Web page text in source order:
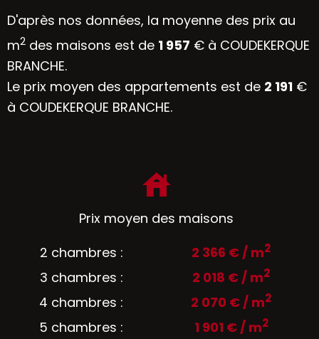
D'après nos données, la moyenne des prix au
m2 des maisons est de 1 957 € à COUDEKERQUE
BRANCHE.
Le prix moyen des appartements est de 2 191 €
à COUDEKERQUE BRANCHE.
Prix moyen des maisons
2 chambres :
2 366 € / m2
3 chambres : 2 018 € / m2
4 chambres : 2 070 € / m2
5 chambres : 1 901 € / m2